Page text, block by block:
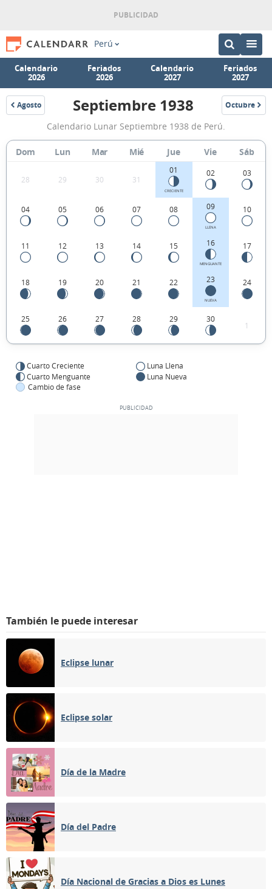
Perú
Calendario
2026
Feriados
2026
Calendario
2027
Feriados
2027
Agosto
1938
Calendario
Lunar
Septiembre
Perú.
Septiembre 1938 Octubre
1938
Calendario Lunar Septiembre 1938 de Perú.
Dom Lun Mar Mié Jue Vie Sáb
28 29 30 31
01
CRECIENTE
02 03
04 05 06 07 08 09
LLENA
10
11 12 13 14 15 16
MENGUANTE
17
18 19 20 21 22 23
NUEVA
24
25 26 27 28 29 30
1
Cuarto Creciente
Luna Llena
Cuarto Menguante
Luna Nueva
Cambio de fase
También le puede interesar
Eclipse lunar
Eclipse solar
Día de la Madre
Día del Padre
Día Nacional de Gracias a Dios es Lunes